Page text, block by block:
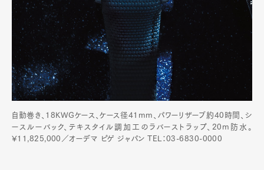
自動巻き、18KWGケース、ケース径41mm、パワーリザーブ約40時間、シ
ースルーバック、テキスタイル調加工のラバーストラップ、20m防水。
¥11,825,000／オーデマ ピゲ ジャパン TEL：03-6830-0000